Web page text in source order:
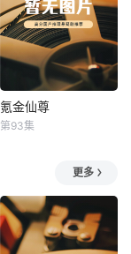
氪金仙尊
氪金仙尊
第93集
更多